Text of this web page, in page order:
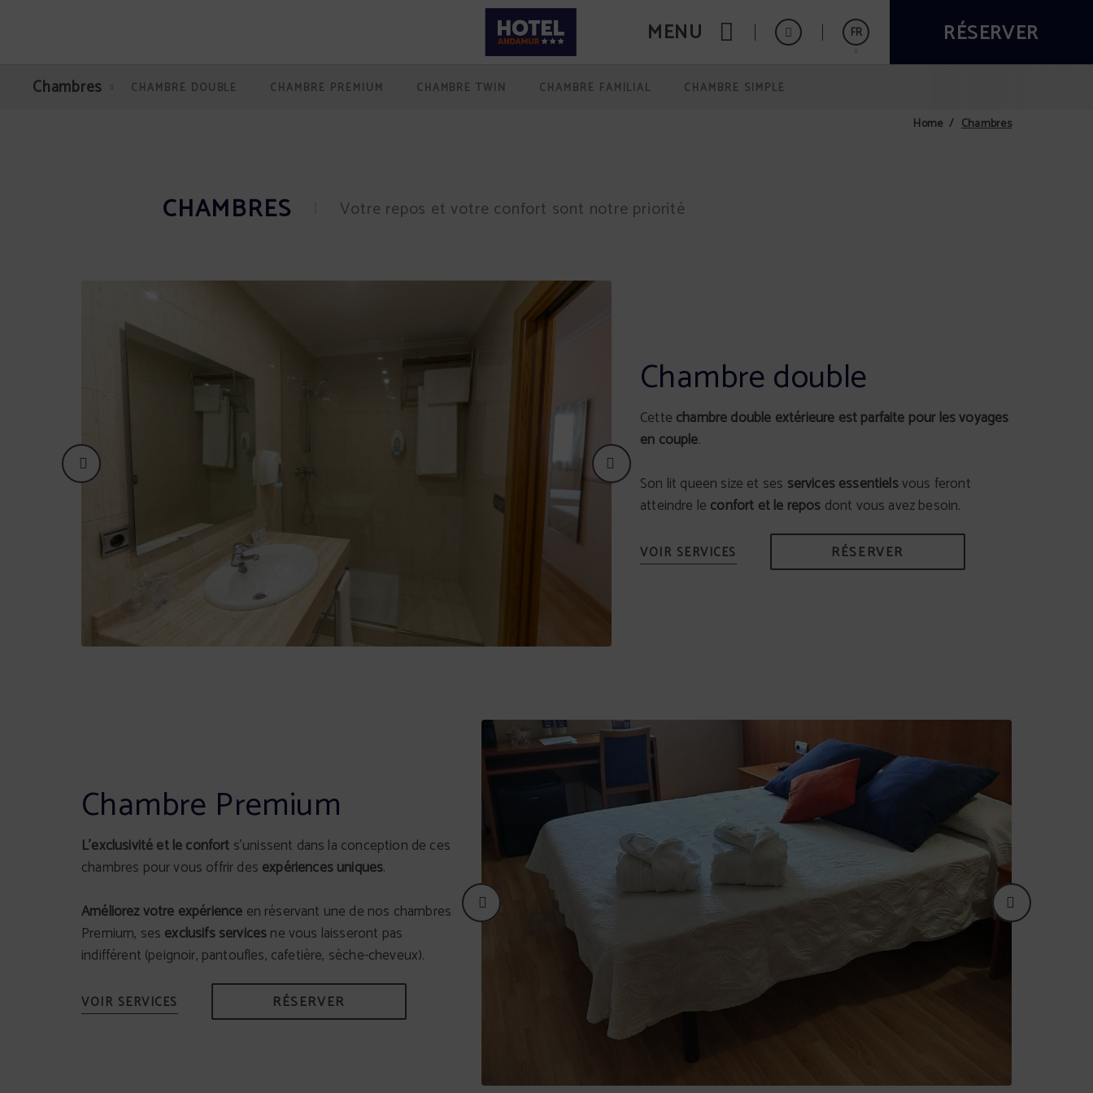
MENU FR RÉSERVER
Chambres CHAMBRE DOUBLE CHAMBRE PREMIUM CHAMBRE TWIN CHAMBRE FAMILIAL CHAMBRE SIMPLE
Home Chambres
CHAMBRES Votre repos et votre confort sont notre priorité
Chambre double
Cette chambre double extérieure est parfaite pour les voyages
en couple.
Son lit queen size et ses services essentielsvous feront
atteindre le confort et le repos dont vous avez besoin.
RÉSERVER
Chambre Premium
L’exclusivité et le confort s’unissent dans la conception de ces
chambres pour vous offrir des expériences uniques.
Améliorez votre expérience en réservant une de nos chambres
Premium, ses exclusifs servicesne vous laisseront pas
indifférent (peignoir, pantoufles, cafetière, sèche-cheveux).
RÉSERVER